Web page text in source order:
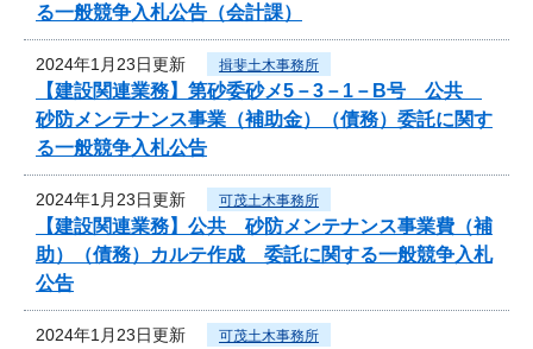
る一般競争入札公告（会計課）
2024年1月23日更新 揖斐土木事務所
【建設関連業務】第砂委砂メ5－3－1－B号 公共
砂防メンテナンス事業（補助金）（債務）委託に関す
る一般競争入札公告
2024年1月23日更新 可茂土木事務所
【建設関連業務】公共 砂防メンテナンス事業費（補
助）（債務）カルテ作成 委託に関する一般競争入札
公告
2024年1月23日更新 可茂土木事務所